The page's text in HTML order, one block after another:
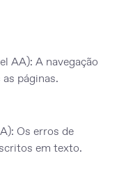
AA): A navegação
páginas.
Os erros de
em texto.